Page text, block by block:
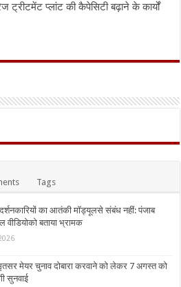
ट्रीटमेंट प्लांट की कैपेसिटी बढ़ाने के कार्यों
Tags
का आतंकी मॉड्यूलसे संबंध नहीं: पंजाब
वीडियोको बताया भ्रामक
मेयर चुनाव दोबारा करवाने को लेकर 7 अगस्त को
सुनवाई